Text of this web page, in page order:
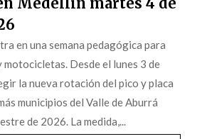
en una semana pedagógica para
Desde el lunes 3 de
la nueva rotación del pico y placa
municipios del Valle de Aburrá
de 2026. La medida,...